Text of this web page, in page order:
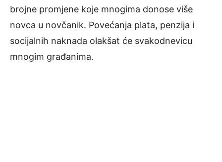
brojne promjene koje mnogima donose više
novca u novčanik. Povećanja plata, penzija i
socijalnih naknada olakšat će svakodnevicu
mnogim građanima.